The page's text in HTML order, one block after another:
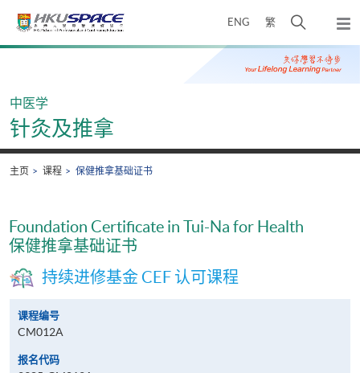
ENG 繁
开
搜
寻
弹
出
主
Main
中医学
针灸及推拿
主页 课程 保健推拿基础证书
Foundation Certificate in Tui-Na for Health
保健推拿基础证书
持续进修基金 CEF 认可课程
课程编号
CM012A
报名代码